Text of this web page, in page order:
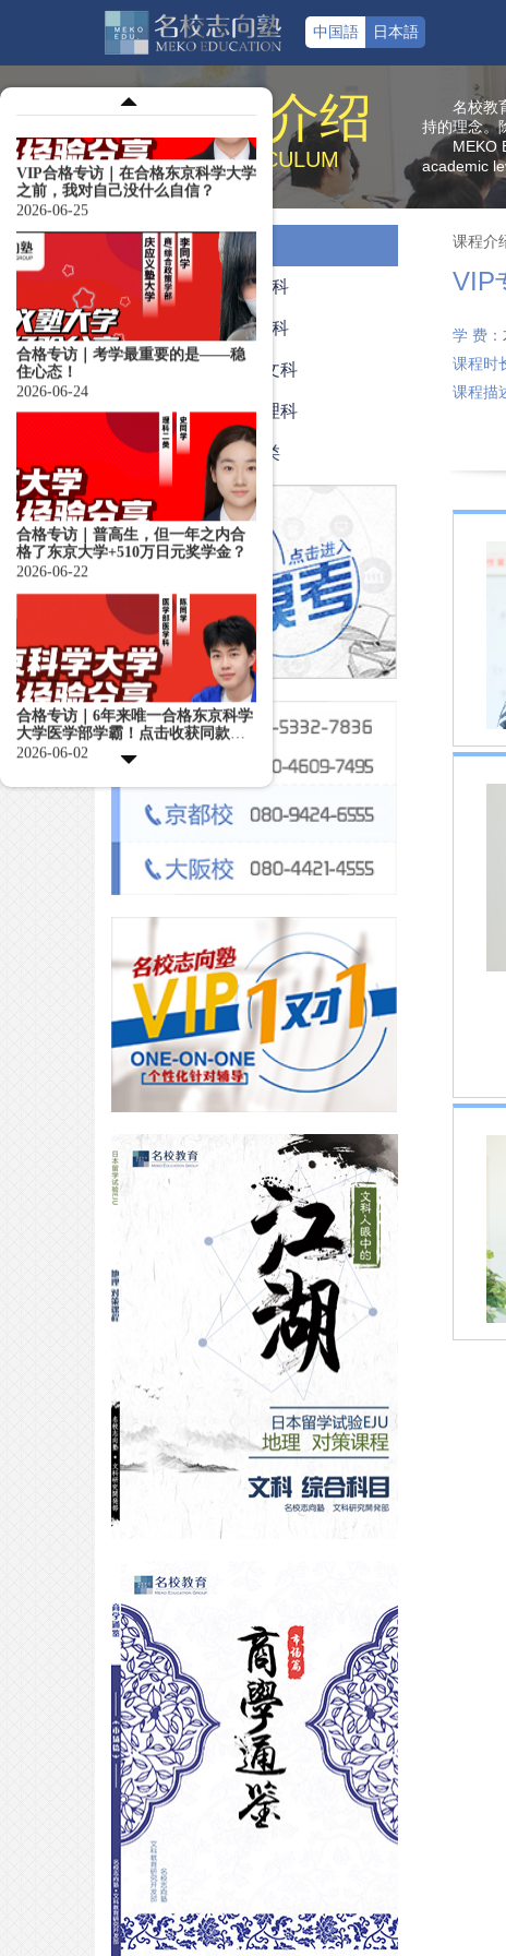
中国語 日本語
课程介绍
CURRICULUM
名校教
持的理念。
MEKO
academic
全部
学部文科
学部理科
大学院文科
大学院理科
艺术类
课程介
VIP
学 费：
课程时
课程描
VIP合格专访｜在合格东京科学大学
之前，我对自己没什么自信？
2026-06-25
合格专访｜考学最重要的是——稳
住心态！
2026-06-24
合格专访｜普高生，但一年之内合
格了东京大学+510万日元奖学金？
2026-06-22
合格专访｜6年来唯一合格东京科学
大学医学部学霸！点击收获同款
EJU备考思路！
2026-06-02
名校志向塾的教学到底怎么样？听
一听合格者的心声——
合格专访｜日本人气大学面试难度
大测评？内附庆应学霸学习笔记！
力竟然是为了不看“二手字幕组”？
VIP合格专访｜面试的技巧=足够的
日语能力+真诚？
合格专访｜走向 ICU：一场清醒而
笃定的考学选择——
合格专访｜如何避开弯路，直通明
合格专访｜音乐生福利！半年合格